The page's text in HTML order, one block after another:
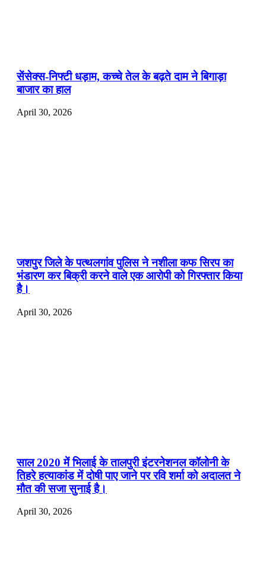
सेंसेक्स-निफ्टी धड़ाम, कच्चे तेल के बढ़ते दाम ने बिगाड़ा
बाजार का हाल
April 30, 2026
जशपुर जिले के पत्थलगांव पुलिस ने नशीला कफ सिरप का
भंडारण कर बिक्री करने वाले एक आरोपी को गिरफ्तार किया
है।
April 30, 2026
साल 2020 में भिलाई के तालपुरी इंटरनेशनल कॉलोनी के
तिहरे हत्याकांड में दोषी पाए जाने पर रवि शर्मा को अदालत ने
मौत की सजा सुनाई है।
April 30, 2026